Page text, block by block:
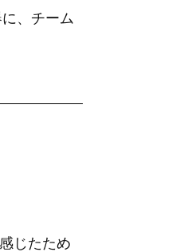
、チーム
じたため